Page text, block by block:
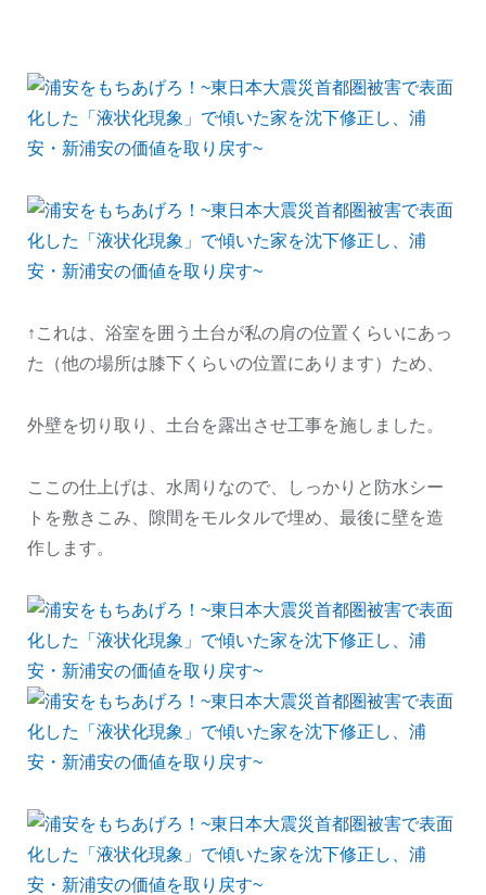
↑これは、浴室を囲う土台が私の肩の位置くらいにあっ
た（他の場所は膝下くらいの位置にあります）ため、
外壁を切り取り、土台を露出させ工事を施しました。
ここの仕上げは、水周りなので、しっかりと防水シー
トを敷きこみ、隙間をモルタルで埋め、最後に壁を造
作します。